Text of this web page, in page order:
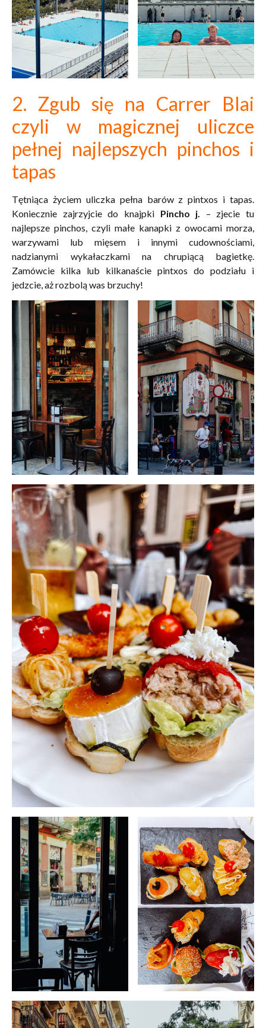
2. Zgub się na Carrer Blai
czyli w magicznej uliczce
pełnej najlepszych pinchos i
tapas
Tętniąca życiem uliczka pełna barów zpintxos i tapas.
Koniecznie zajrzyjcie do knajpki Pincho j. – zjecie tu
najlepsze pinchos, czyli małe kanapki z owocami morza,
warzywami lub mięsem i innymi cudownościami,
nadzianymi wykałaczkami na chrupiącą bagietkę.
Zamówcie kilka lub kilkanaście pintxos do podziału i
jedzcie, aż rozbolą was brzuchy!